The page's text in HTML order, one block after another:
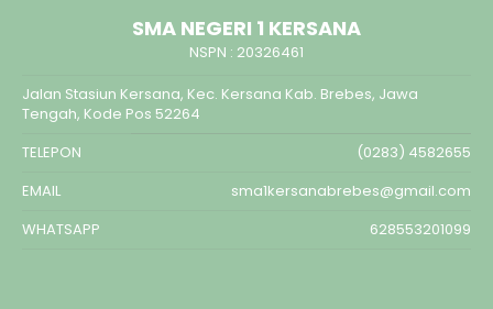
SMA NEGERI 1 KERSANA
NSPN : 20326461
Jalan Stasiun Kersana, Kec. Kersana Kab. Brebes, Jawa
Tengah, Kode Pos 52264
TELEPON
(0283) 4582655
EMAIL
sma1kersanabrebes@gmail.com
WHATSAPP
628553201099